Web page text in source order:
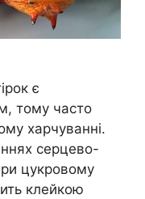
є
тому часто
харчуванні.
серцево-
цукровому
клейкою